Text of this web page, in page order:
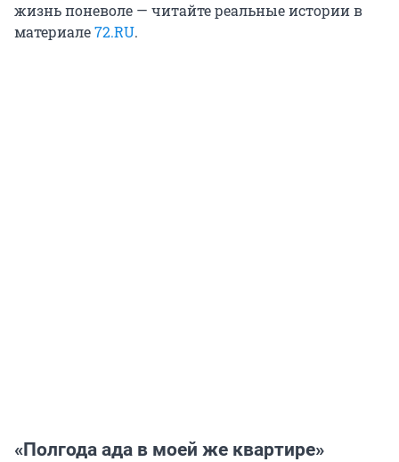
жизнь поневоле — читайте реальные истории в
материале72.RU.
«Полгода ада в моей же квартире»